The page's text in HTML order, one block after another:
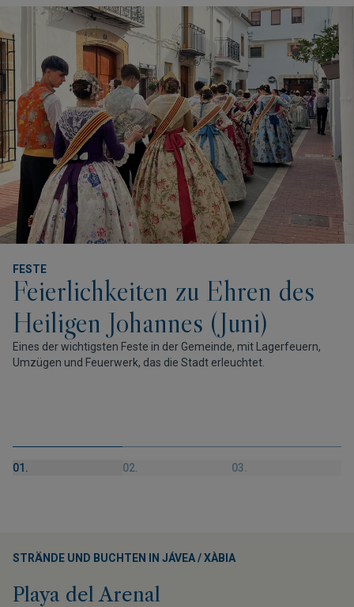
FESTE
Feierlichkeiten zu Ehren des
Heiligen Johannes (Juni)
Eines der wichtigsten Feste in der Gemeinde, mit Lagerfeuern,
Umzügen und Feuerwerk, das die Stadt erleuchtet.
01. 02. 03.
STRÄNDE UND BUCHTEN IN JÁVEA / XÀBIA
Playa del Arenal